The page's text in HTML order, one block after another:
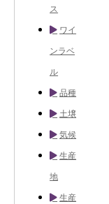
ス
ワイ
ンラベ
ル
品種
土壌
気候
生産
地
生産